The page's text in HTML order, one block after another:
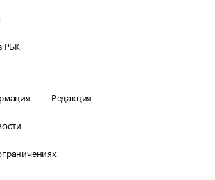
РБК
Редакция